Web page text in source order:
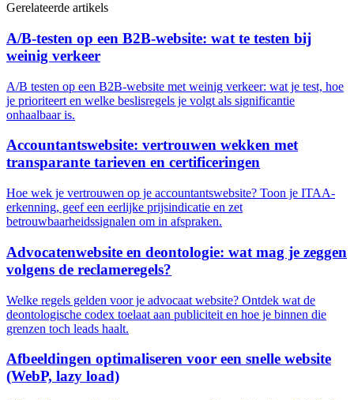
Gerelateerde artikels
A/B-testen op een B2B-website: wat te testen bij
weinig verkeer
A/B testen op een B2B-website met weinig verkeer: wat je test, hoe
je prioriteert en welke beslisregels je volgt als significantie
onhaalbaar is.
Accountantswebsite: vertrouwen wekken met
transparante tarieven en certificeringen
Hoe wek je vertrouwen op je accountantswebsite? Toon je ITAA-
erkenning, geef een eerlijke prijsindicatie en zet
betrouwbaarheidssignalen om in afspraken.
Advocatenwebsite en deontologie: wat mag je zeggen
volgens de reclameregels?
Welke regels gelden voor je advocaat website? Ontdek wat de
deontologische codex toelaat aan publiciteit en hoe je binnen die
grenzen toch leads haalt.
Afbeeldingen optimaliseren voor een snelle website
(WebP, lazy load)